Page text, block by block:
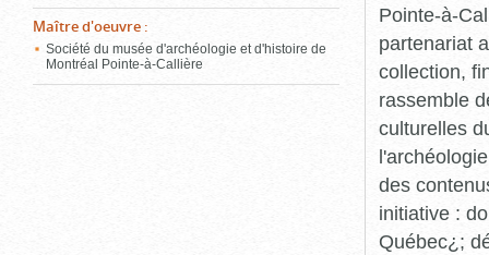
Maître d'oeuvre :
Société du musée d'archéologie et d'histoire de
Montréal Pointe-à-Callière
Pointe-à-
partenariat
collection,
rassemble
culturelles
des
initiative :
Québec¿;